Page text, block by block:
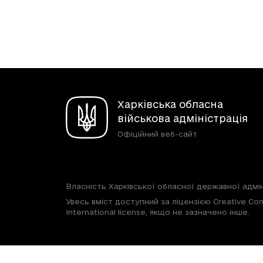
Харківська обласна
військова адміністрація
Офіційний веб-сайт
Власність Харківської обласної державної
Увесь вміст доступний за ліцензією Creative
International license, якщо не зазначено інше.